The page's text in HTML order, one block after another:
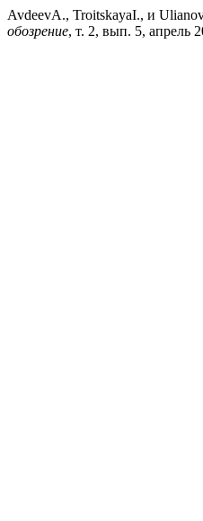
AvdeevA., TroitskayaI., и
обозрение, т. 2, вып. 5, апрель